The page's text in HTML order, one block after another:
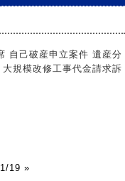
自己破産申立案件 遺産分
規模改修工事代金請求訴
19 »